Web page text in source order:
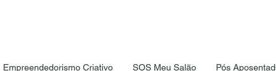
Empreendedorismo Criativo SOS Meu Salão Pós